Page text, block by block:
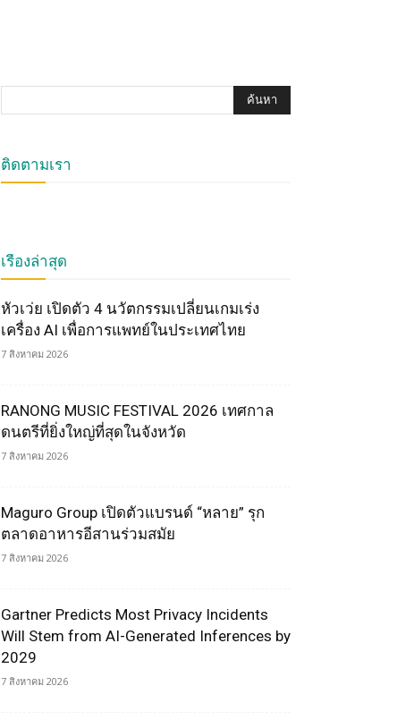
ติดตามเรา
เรื่องล่าสุด
หัวเว่ย เปิดตัว 4 นวัตกรรมเปลี่ยนเกมเร่ง
เครื่อง AI เพื่อการแพทย์ในประเทศไทย
7 สิงหาคม 2026
RANONG MUSIC FESTIVAL 2026 เทศกาล
ดนตรีที่ยิ่งใหญ่ที่สุดในจังหวัด
7 สิงหาคม 2026
Maguro Group เปิดตัวแบรนด์ “หลาย” รุก
ตลาดอาหารอีสานร่วมสมัย
7 สิงหาคม 2026
Gartner Predicts Most Privacy Incidents
Will Stem from AI-Generated Inferences by
2029
7 สิงหาคม 2026